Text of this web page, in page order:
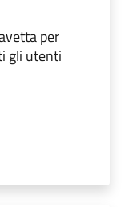
per
gli utenti